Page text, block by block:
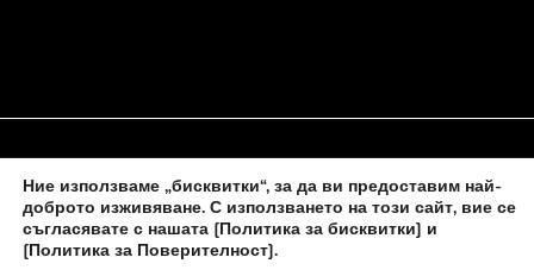
НАЧАЛО ЗА НАС ПОЛИТИКА ЗА БИСКВИТКИ
КОНТАКТИ С НАС
Ние използваме „бисквитки“, за да ви предоставим най-
доброто изживяване. С използването на този сайт, вие се
съгласявате с нашата [Политика за бисквитки] и
[Политика за Поверителност].